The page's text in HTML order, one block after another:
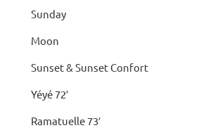
Sunday
Moon
Sunset & Sunset Confort
Yéyé 72′
Ramatuelle 73′